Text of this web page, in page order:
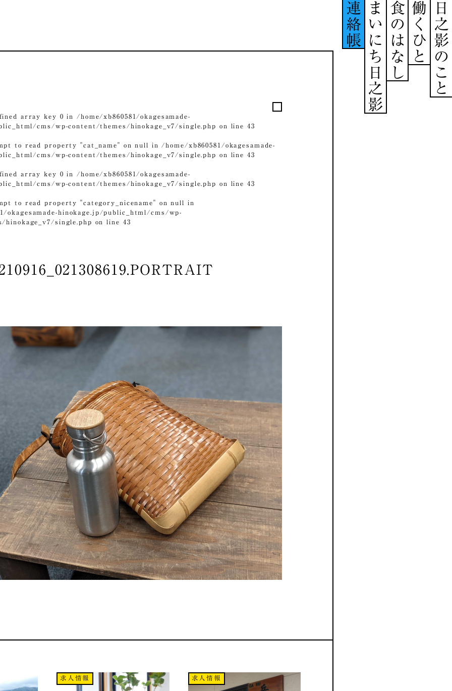
日之影のこと
働くひと
食のはなし
まいにち日之影
連絡帳
array key 0 in /home/xb860581/okagesamade-
cms/wp-content/themes/hinokage_v7/single.php
on line 43
to read property "cat_name" on null in /home/xb860581/okagesamade-
cms/wp-content/themes/hinokage_v7/single.php
on line 43
array key 0 in /home/xb860581/okagesamade-
cms/wp-content/themes/hinokage_v7/single.php
on line 43
to read property "category_nicename" on null in
okagesamade-hinokage.jp/public_html/cms/wp-
hinokage_v7/single.php
on line 43
求人情報 求人情報